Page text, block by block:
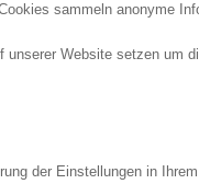
sammeln anonyme
unserer Website setzen um
der Einstellungen in